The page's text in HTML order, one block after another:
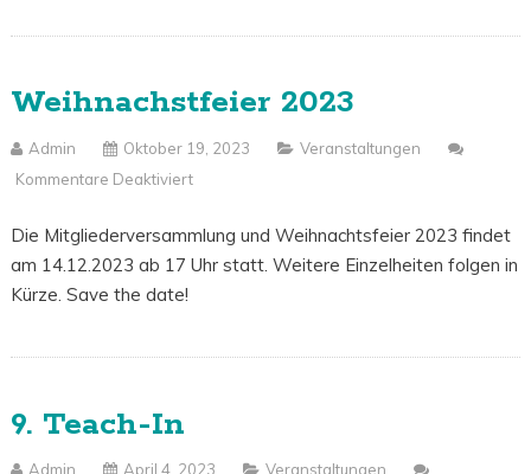
Weihnachstfeier 2023
Admin Oktober 19, 2023
Veranstaltungen
Kommentare Deaktiviert
2023
Die Mitgliederversammlung und Weihnachtsfeier 2023 findet
am 14.12.2023 ab 17 Uhr statt. Weitere Einzelheiten folgen in
Kürze. Save the date!
9. Teach-In
Admin April 4, 2023 Veranstaltungen